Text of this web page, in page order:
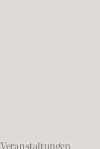
Veranstaltungen